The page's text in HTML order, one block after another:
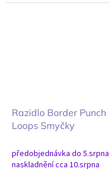
Razidlo Border Punch
Loops Smyčky
předobjednávka do 5.srpna
naskladnění cca 10.srpna